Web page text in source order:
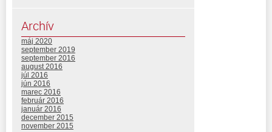
Archív
máj 2020
september 2019
september 2016
august 2016
júl 2016
jún 2016
marec 2016
február 2016
január 2016
december 2015
november 2015